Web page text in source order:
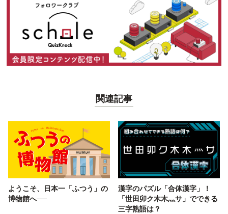
関連記事
ようこそ、日本一「ふつう」の
博物館へ──
漢字のパズル「合体漢字」！
「世田卯ク木木灬サ」でできる
三字熟語は？